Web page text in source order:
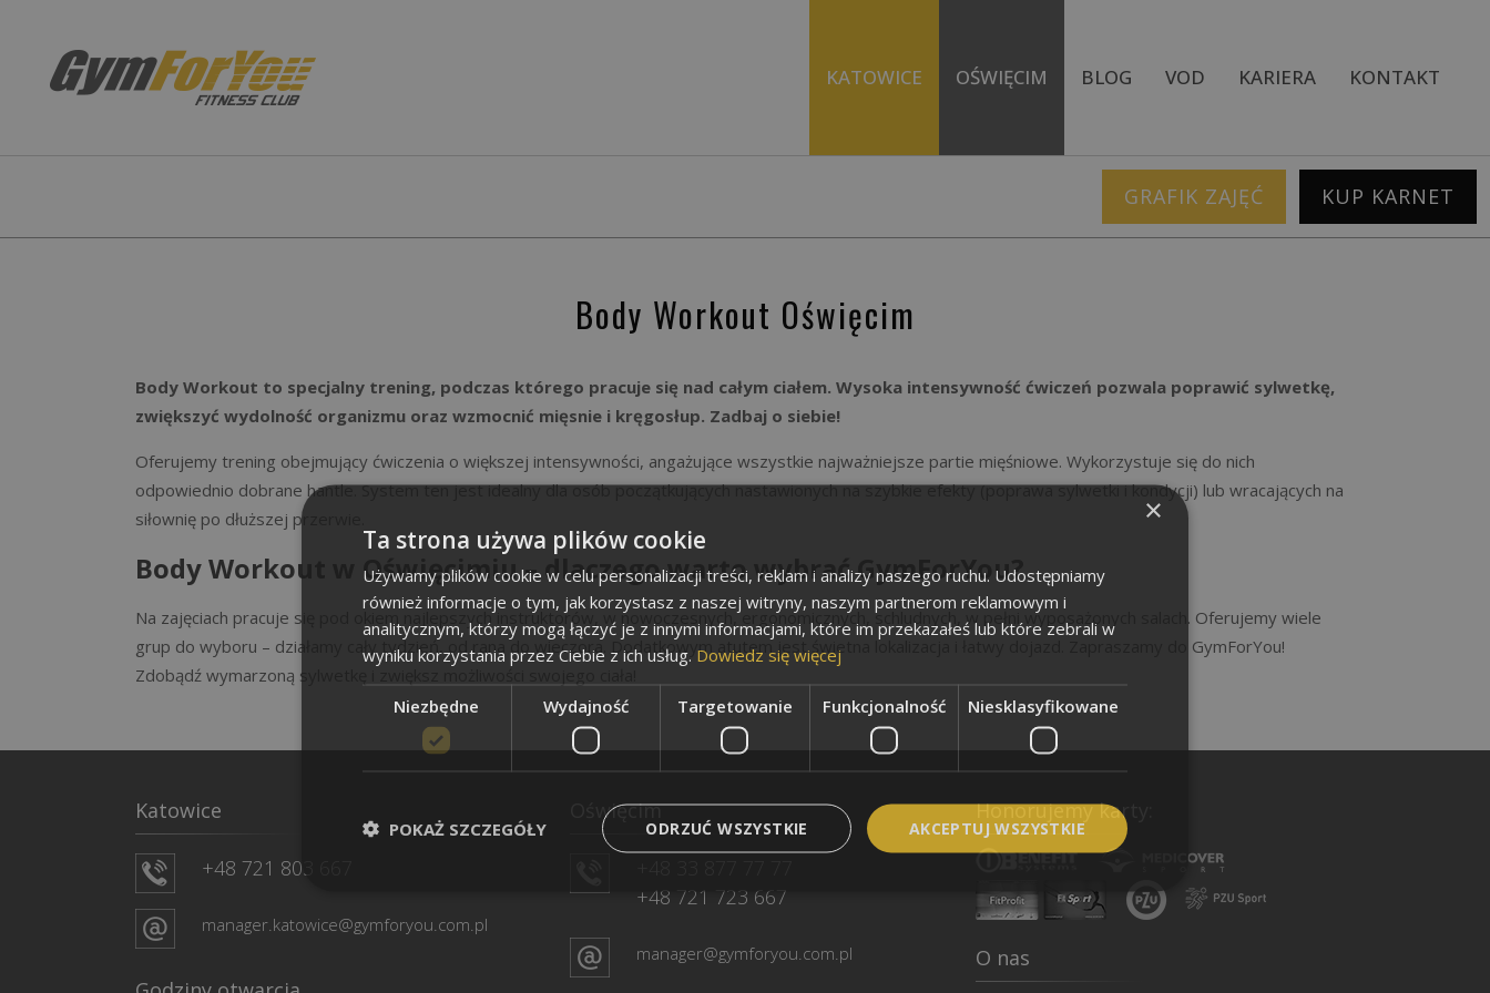
GRAFIK ZAJĘĆ KUP KARNET
KATOWICE
SIŁOWNIA KATOWICE
SAUNA
COACHING MOTYWACYJNY
ZUMBA
TABATA + BRZUCH
WIĘCEJ ZAJĘĆ →
KADRA
OŚWIĘCIM
SIŁOWNIA
STREFA OCR
INDOOR CYCLING
TRENING PERSONALNY
COACHING MOTYWACYJNY
JOGA
PILATES
TRAMPOLINY
TRENING OBWODOWY
KADRA
BLOG VOD KARIERA KONTAKT
Body Workout Oświęcim
Body Workout to specjalny trening, podczas którego pracuje się nad całym ciałem. Wysoka intensywność ćwiczeń pozwala poprawić sylwetkę,
zwiększyć wydolność organizmu oraz wzmocnić mięsnie i kręgosłup. Zadbaj o siebie!
Oferujemy trening obejmujący ćwiczenia o większej intensywności, angażujące wszystkie najważniejsze partie mięśniowe. Wykorzystuje się do nich
odpowiednio dobrane hantle. System ten jest idealny dla osób początkujących nastawionych na szybkie efekty (poprawa sylwetki i kondycji) lub wracających na
siłownię po dłuższej przerwie.
Body Workout w Oświęcimiu – dlaczego warto wybrać GymForYou?
Na zajęciach pracuje się pod okiem najlepszych instruktorów, w nowoczesnych, ergonomicznych, schludnych, w pełni wyposażonych salach. Oferujemy wiele
grup do wyboru – działamy cały tydzień, od rana do wieczora. Dodatkowym atutem jest świetna lokalizacja i łatwy dojazd. Zapraszamy do GymForYou!
Zdobądź wymarzoną sylwetkę i zwiększ możliwości swojego ciała!
Katowice
+48 721 803 667
manager.katowice@gymforyou.com.pl
Oświęcim
+48 721 723 667
manager@gymforyou.com.pl
Honorujemy karty:
O nas
×
Ta strona używa plików cookie
Używamy plików cookie w celu personalizacji treści, reklam i analizy naszego ruchu. Udostępniamy
również informacje o tym, jak korzystasz z naszej witryny, naszym partnerom reklamowym i
analitycznym, którzy mogą łączyć je z innymi informacjami, które im przekazałeś lub które zebrali w
wyniku korzystania przez Ciebie z ich usług. Dowiedz się więcej
Niezbędne Wydajność Targetowanie Funkcjonalność Niesklasyfikowane
AKCEPTUJ WSZYSTKIE
ODRZUĆ WSZYSTKIE
POKAŻ SZCZEGÓŁY